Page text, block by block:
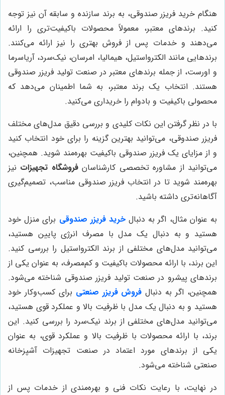
هنگام خرید فریزر صندوقی، به برند سازنده و سابقه آن نیز توجه
کنید. برندهای معتبر، معمولاً محصولات باکیفیت‌تری را ارائه
می‌دهند و خدمات پس از فروش بهتری را نیز ارائه می‌کنند.
برندهایی مانند الکترواستیل، هیمالیا، امرسان، نیک‌سرد، آریاسرما
و اورست، از جمله برندهای معتبر در صنعت تولید فریزر صندوقی
هستند. انتخاب یک برند معتبر، به شما اطمینان می‌دهد که
محصولی باکیفیت و بادوام را خریداری می‌کنید.
با در نظر گرفتن این نکات کلیدی و بررسی دقیق مدل‌های مختلف
فریزر صندوقی، می‌توانید بهترین گزینه را برای خود انتخاب کنید
و از مزایای یک فریزر صندوقی باکیفیت بهره‌مند شوید. همچنین،
می‌توانید از مشاوره تخصصی کارشناسانفروشگاه تجهیزات نیز
بهره‌مند شوید تا در انتخاب فریزر صندوقی مناسب، تصمیم‌گیری
آگاهانه‌تری داشته باشید.
به عنوان مثال، اگر به دنبالخرید فریزر صندوقی برای منزل خود
هستید و به دنبال یک مدل با مصرف انرژی پایین هستید،
می‌توانید مدل‌های مختلفی از برند الکترواستیل را بررسی کنید.
این برند، با ارائه محصولات باکیفیت و کم‌مصرف، به عنوان یکی از
برندهای پیشرو در صنعت تولید فریزر صندوقی شناخته می‌شود.
همچنین، اگر به دنبال فروش فریزر صنعتی برای کسب‌وکار خود
هستید و به دنبال یک مدل با ظرفیت بالا و عملکرد قوی هستید،
می‌توانید مدل‌های مختلفی از برند نیک‌سرد را بررسی کنید. این
برند، با ارائه محصولات با ظرفیت بالا و عملکرد قوی، به عنوان
یکی از برندهای مورد اعتماد در صنعت تجهیزات آشپزخانه
صنعتی شناخته می‌شود.
در نهایت، با رعایت نکات فنی و بهره‌مندی از خدمات پس از